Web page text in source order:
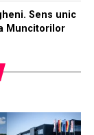
Sens unic
Muncitorilor